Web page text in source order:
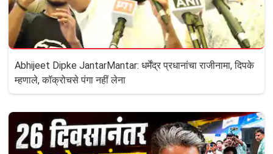
Abhijeet Dipke JantarMantar: धर्मेंद्र प्रधानांचा राजीनामा, दिपके
म्हणाले, कॉक्रोचसे पंगा नहीं लेना